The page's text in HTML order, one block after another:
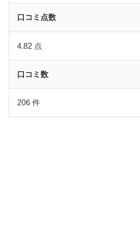
口コミ点数
4.82 点
口コミ数
206 件